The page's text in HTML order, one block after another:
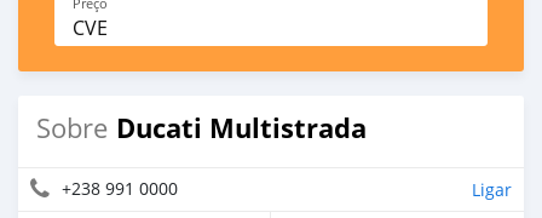
CVE
Sobre Ducati Multistrada
+238 991 0000 Ligar